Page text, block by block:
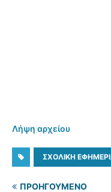
Λήψη αρχείου
ΣΧΟΛΙΚΉ
ΠΡΟΗΓΟΎΜΕΝΟ